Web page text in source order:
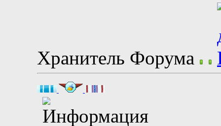
Хранитель Форума